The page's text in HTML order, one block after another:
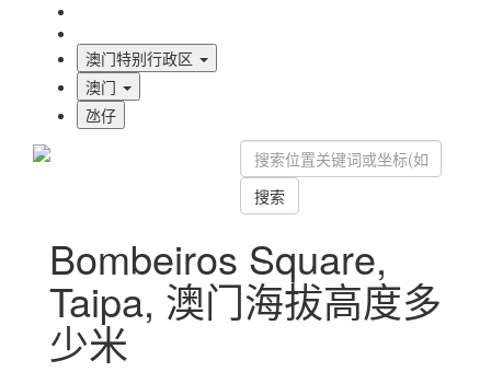
澳门特别行政区
澳门
氹仔
搜索
Bombeiros Square,
Taipa, 澳门海拔高度多
少米